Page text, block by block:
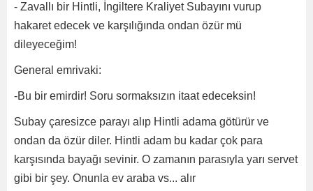
- Zavallı bir Hintli, İngiltere Kraliyet Subayını vurup
hakaret edecek ve karşılığında ondan özür mü
dileyeceğim!
General emrivaki:
-Bu bir emirdir! Soru sormaksızın itaat edeceksin!
Subay çaresizce parayı alıp Hintli adama götürür ve
ondan da özür diler. Hintli adam bu kadar çok para
karşısında bayağı sevinir. O zamanın parasıyla yarı servet
gibi bir şey. Onunla ev araba vs... alır